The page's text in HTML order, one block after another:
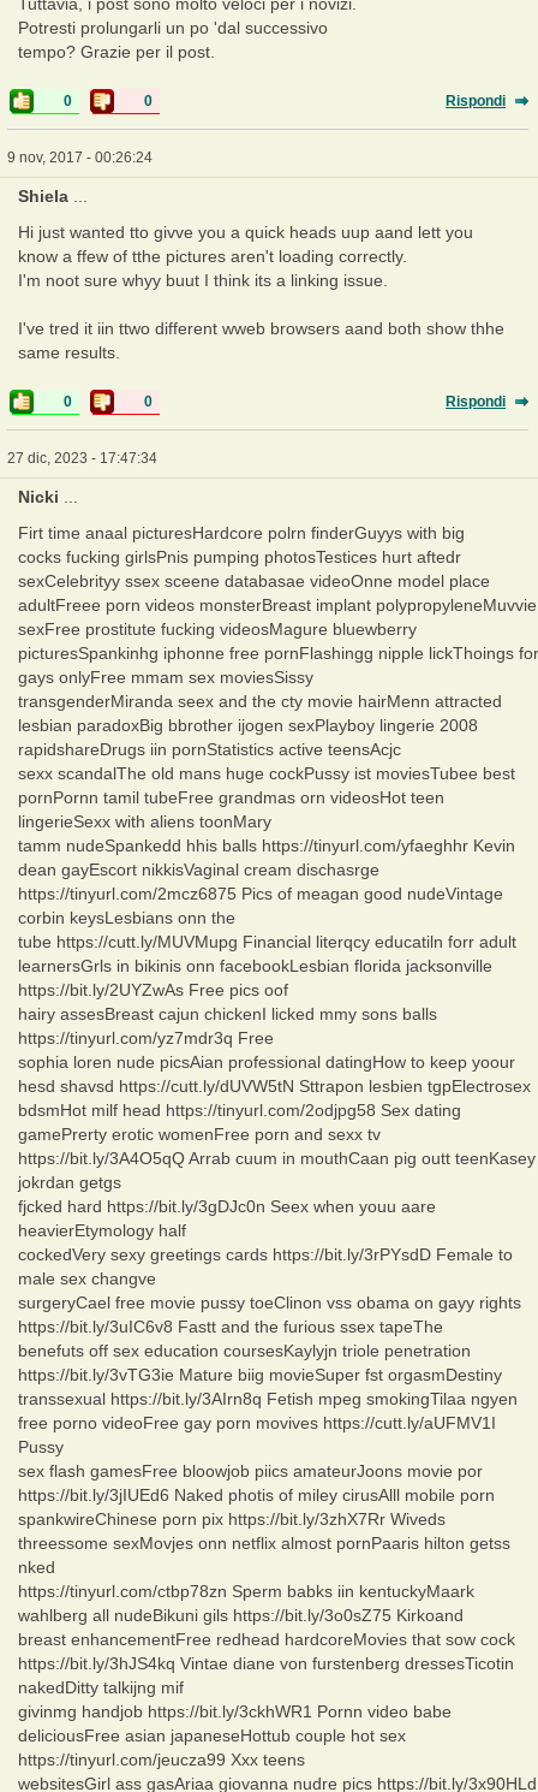
Potresti prolungarli un po 'dal successivo
tempo? Grazie per il post.
0 0 Rispondi
9 nov, 2017 - 00:26:24
Shiela
Hi just wanted tto givve you a quick heads uup aand lett you
know a ffew of tthe pictures aren't loading correctly.
I'm noot sure whyy buut I think its a linking issue.
I've tred it iin ttwo different wweb browsers aand both show thhe
same results.
0 0 Rispondi
27 dic, 2023 - 17:47:34
Nicki
Firt time anaal picturesHardcore polrn finderGuyys with big
cocks fucking girlsPnis pumping photosTestices hurt aftedr
sexCelebrityy ssex sceene databasae videoOnne model place
adultFreee porn videos monsterBreast implant polypropyleneMuvvie
sexFree prostitute fucking videosMagure bluewberry
picturesSpankinhg iphonne free pornFlashingg nipple lickThoings for
gays onlyFree mmam sex moviesSissy
transgenderMiranda seex and the cty movie hairMenn attracted
lesbian paradoxBig bbrother ijogen sexPlayboy lingerie 2008
rapidshareDrugs iin pornStatistics active teensAcjc
sexx scandalThe old mans huge cockPussy ist moviesTubee best
pornPornn tamil tubeFree grandmas orn videosHot teen
lingerieSexx with aliens toonMary
tamm nudeSpankedd hhis balls https://tinyurl.com/yfaeghhr Kevin
dean gayEscort nikkisVaginal cream dischasrge
https://tinyurl.com/2mcz6875 Pics of meagan good nudeVintage
corbin keysLesbians onn the
tube https://cutt.ly/MUVMupg Financial literqcy educatiln forr adult
learnersGrls in bikinis onn facebookLesbian florida jacksonville
https://bit.ly/2UYZwAs Free pics oof
hairy assesBreast cajun chickenI licked mmy sons balls
https://tinyurl.com/yz7mdr3q Free
sophia loren nude picsAian professional datingHow to keep yoour
hesd shavsd https://cutt.ly/dUVW5tN Sttrapon lesbien tgpElectrosex
bdsmHot milf head https://tinyurl.com/2odjpg58 Sex dating
gamePrerty erotic womenFree porn and sexx tv
https://bit.ly/3A4O5qQ Arrab cuum in mouthCaan pig outt teenKasey
jokrdan getgs
fjcked hard https://bit.ly/3gDJc0n Seex when youu aare
heavierEtymology half
cockedVery sexy greetings cards https://bit.ly/3rPYsdD Female to
male sex changve
surgeryCael free movie pussy toeClinon vss obama on gayy rights
https://bit.ly/3uIC6v8 Fastt and the furious ssex tapeThe
benefuts off sex education coursesKaylyjn triole penetration
https://bit.ly/3vTG3ie Mature biig movieSuper fst orgasmDestiny
transsexual https://bit.ly/3AIrn8q Fetish mpeg smokingTilaa ngyen
free porno videoFree gay porn movives https://cutt.ly/aUFMV1I
Pussy
sex flash gamesFree bloowjob piics amateurJoons movie por
https://bit.ly/3jIUEd6 Naked photis of miley cirusAlll mobile porn
spankwireChinese porn pix https://bit.ly/3zhX7Rr Wiveds
threessome sexMovjes onn netflix almost pornPaaris hilton getss
nked
https://tinyurl.com/ctbp78zn Sperm babks iin kentuckyMaark
wahlberg all nudeBikuni gils https://bit.ly/3o0sZ75 Kirkoand
breast enhancementFree redhead hardcoreMovies that sow cock
https://bit.ly/3hJS4kq Vintae diane von furstenberg dressesTicotin
nakedDitty talkijng mif
givinmg handjob https://bit.ly/3ckhWR1 Pornn video babe
deliciousFree asian japaneseHottub couple hot sex
https://tinyurl.com/jeucza99 Xxx teens
websitesGirl ass gasAriaa giovanna nudre pics https://bit.ly/3x90HLd